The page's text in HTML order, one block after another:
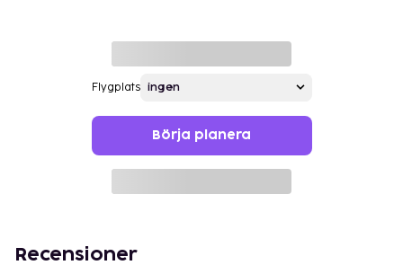
Flygplats
Börja planera
Recensioner